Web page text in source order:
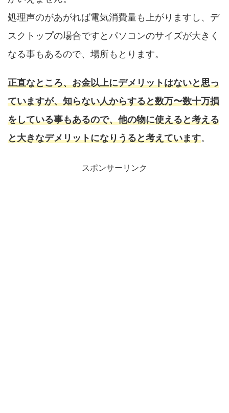
処理声のがあがれば電気消費量も上がりますし、デ
スクトップの場合ですとパソコンのサイズが大きく
なる事もあるので、場所もとります。
正直なところ、お金以上にデメリットはないと思っ
ていますが、知らない人からすると数万〜数十万損
をしている事もあるので、他の物に使えると考える
と大きなデメリットになりうると考えています。
スポンサーリンク